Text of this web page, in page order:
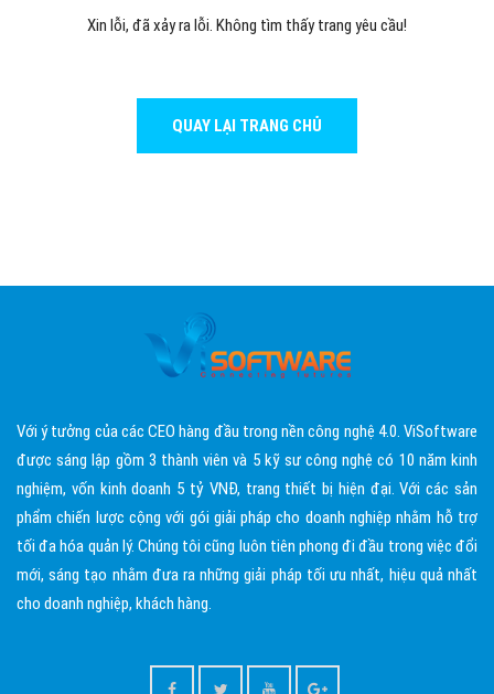
Xin lỗi, đã xảy ra lỗi. Không tìm thấy trang yêu cầu!
QUAY LẠI TRANG CHỦ
Với ý tưởng của các CEO hàng đầu trong nền công nghệ 4.0. ViSoftware
được sáng lập gồm 3 thành viên và 5 kỹ sư công nghệ có 10 năm kinh
nghiệm, vốn kinh doanh 5 tỷ VNĐ, trang thiết bị hiện đại. Với các sản
phẩm chiến lược cộng với gói giải pháp cho doanh nghiệp nhằm hỗ trợ
tối đa hóa quản lý. Chúng tôi cũng luôn tiên phong đi đầu trong việc đổi
mới, sáng tạo nhằm đưa ra những giải pháp tối ưu nhất, hiệu quả nhất
cho doanh nghiệp, khách hàng.